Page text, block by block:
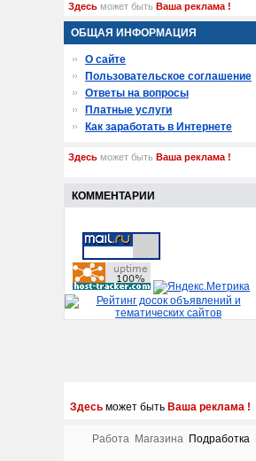
Здесь может быть Ваша реклама !
ОБЩАЯ ИНФОРМАЦИЯ
О сайте
Пользовательское соглашение
Ответы на вопросы
Платные услуги
Как заработать в Интернете
Здесь может быть Ваша реклама !
КОММЕНТАРИИ
Здесь может быть Ваша реклама !
Работа Магазина Подработка